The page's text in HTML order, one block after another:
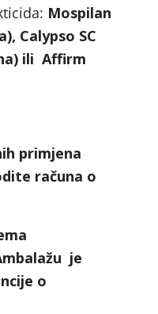
Mospilan
, Calypso SC
ili Affirm
primjena
računa o
je
o